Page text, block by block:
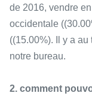
de 2016, vendre
occidentale
((15.00%). Il y a
notre bureau.
2. comment